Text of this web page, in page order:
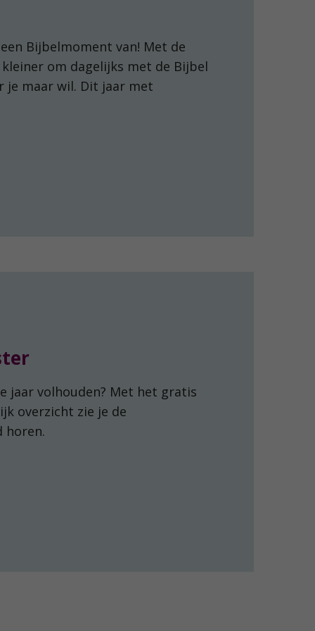
Bijbelmoment van! Met de
om dagelijks met de Bijbel
je maar wil. Dit jaar met
jaar volhouden? Met het gratis
overzicht zie je de
horen.